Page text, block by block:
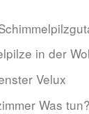
in der
Velux
Was tun?